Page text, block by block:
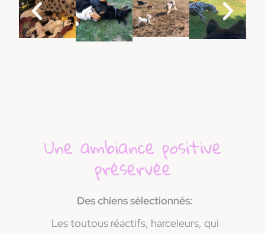
Une ambiance positive
préservée
Des chiens sélectionnés:
Les toutous réactifs, harceleurs, qui